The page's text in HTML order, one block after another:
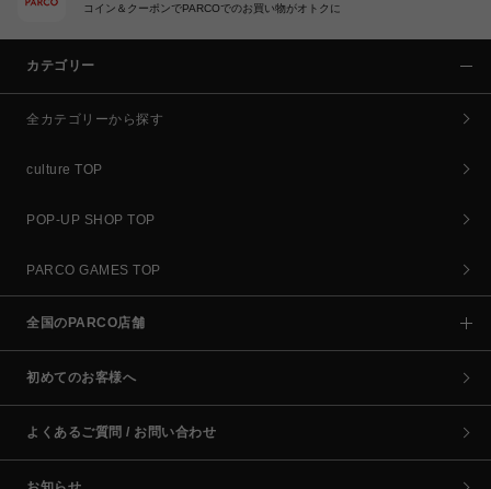
コイン＆クーポンでPARCOでのお買い物がオトクに
カテゴリー
全カテゴリーから探す
culture TOP
POP-UP SHOP TOP
PARCO GAMES TOP
全国のPARCO店舗
初めてのお客様へ
よくあるご質問 / お問い合わせ